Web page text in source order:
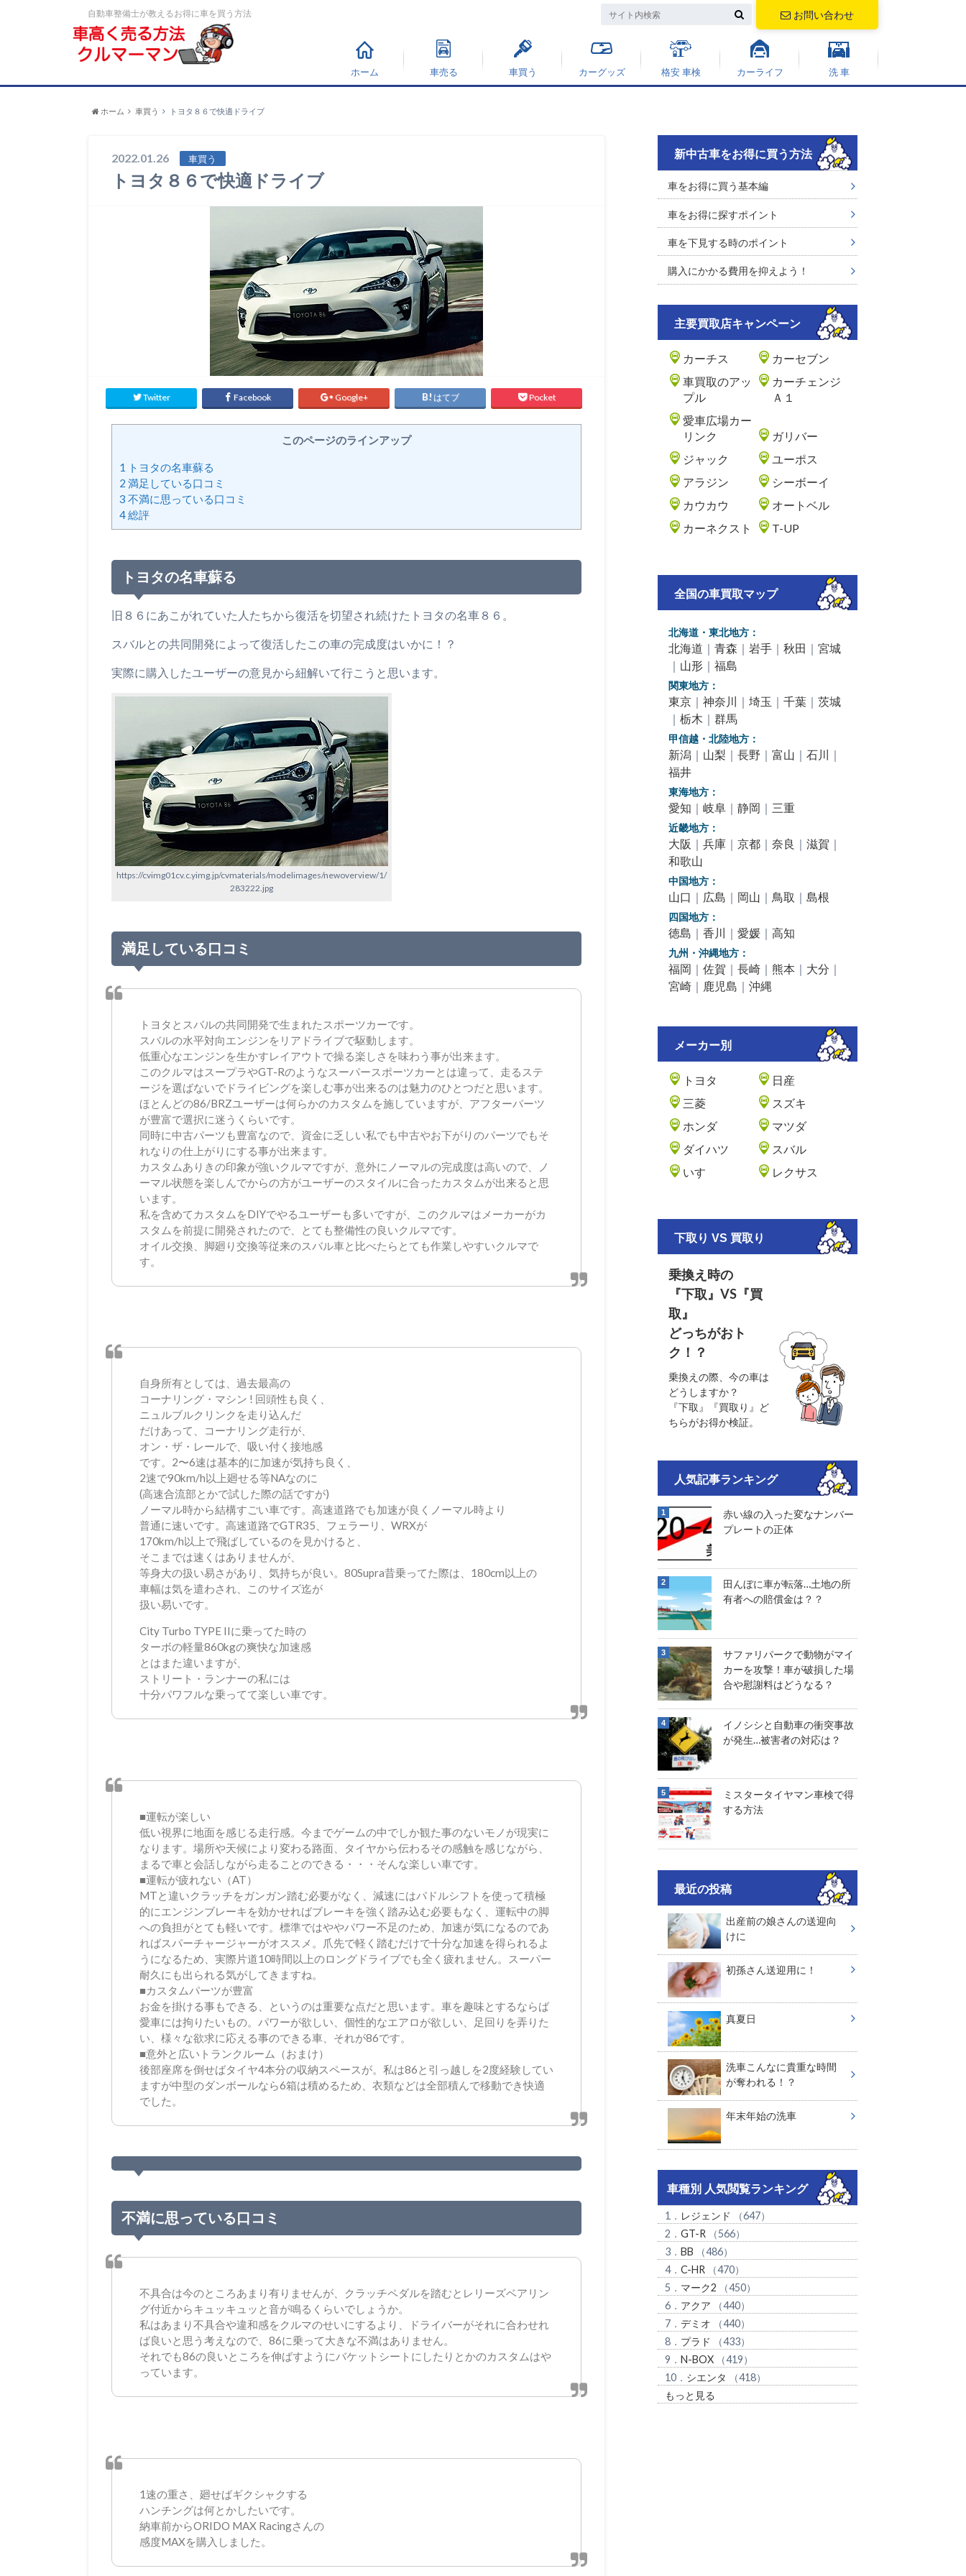
自動車整備士が教えるお得に車を買う方法 お問い合わせ
ホーム 車売る 車買う カーグッズ 格安 車検 カーライフ 洗 車
ホーム 車買う トヨタ８６で快適ドライブ
2022.01.26 車買う
トヨタ８６で快適ドライブ
Twitter Facebook Google+ はてブ Pocket
このページのラインアップ
1
トヨタの名車蘇る
2 満足している口コミ
3 不満に思っている口コミ
4総評
トヨタの名車蘇る
旧８６にあこがれていた人たちから復活を切望され続けたトヨタの名車８６。
スバルとの共同開発によって復活したこの車の完成度はいかに！？
実際に購入したユーザーの意見から紐解いて行こうと思います。
https://cvimg01cv.c.yimg.jp/cvmaterials/modelimages/newoverview/1/
283222.jpg
満足している口コミ
トヨタとスバルの共同開発で生まれたスポーツカーです。
スバルの水平対向エンジンをリアドライブで駆動します。
低重心なエンジンを生かすレイアウトで操る楽しさを味わう事が出来ます。
このクルマはスープラやGT-Rのようなスーパースポーツカーとは違って、走るステ
ージを選ばないでドライビングを楽しむ事が出来るのは魅力のひとつだと思います。
ほとんどの86/BRZユーザーは何らかのカスタムを施していますが、アフターパーツ
が豊富で選択に迷うくらいです。
同時に中古パーツも豊富なので、資金に乏しい私でも中古やお下がりのパーツでもそ
れなりの仕上がりにする事が出来ます。
カスタムありきの印象が強いクルマですが、意外にノーマルの完成度は高いので、ノ
ーマル状態を楽しんでからの方がユーザーのスタイルに合ったカスタムが出来ると思
います。
私を含めてカスタムをDIYでやるユーザーも多いですが、このクルマはメーカーがカ
スタムを前提に開発されたので、とても整備性の良いクルマです。
オイル交換、脚廻り交換等従来のスバル車と比べたらとても作業しやすいクルマで
す。
自身所有としては、過去最高の
コーナリング・マシン ! 回頭性も良く、
ニュルブルクリンクを走り込んだ
だけあって、コーナリング走行が、
オン・ザ・レールで、吸い付く接地感
です。2〜6速は基本的に加速が気持ち良く、
2速で90km/h以上廻せる等NAなのに
(高速合流部とかで試した際の話ですが)
ノーマル時から結構すごい車です。高速道路でも加速が良くノーマル時より
普通に速いです。高速道路でGTR35、フェラーリ、WRXが
170km/h以上で飛ばしているのを見かけると、
そこまでは速くはありませんが、
等身大の扱い易さがあり、気持ちが良い。80Supra昔乗ってた際は、180cm以上の
車幅は気を遣わされ、このサイズ迄が
扱い易いです。
City Turbo TYPE IIに乗ってた時の
ターボの軽量860kgの爽快な加速感
とはまた違いますが、
ストリート・ランナーの私には
十分パワフルな乗ってて楽しい車です。
■運転が楽しい
低い視界に地面を感じる走行感。今までゲームの中でしか観た事のないモノが現実に
なります。場所や天候により変わる路面、タイヤから伝わるその感触を感じながら、
まるで車と会話しながら走ることのできる・・・そんな楽しい車です。
■運転が疲れない（AT）
MTと違いクラッチをガンガン踏む必要がなく、減速にはパドルシフトを使って積極
的にエンジンブレーキを効かせればブレーキを強く踏み込む必要もなく、運転中の脚
への負担がとても軽いです。標準ではややパワー不足のため、加速が気になるのであ
ればスパーチャージャーがオススメ。爪先で軽く踏むだけで十分な加速を得られるよ
うになるため、実際片道10時間以上のロングドライブでも全く疲れません。スーパー
耐久にも出られる気がしてきますね。
■カスタムパーツが豊富
お金を掛ける事もできる、というのは重要な点だと思います。車を趣味とするならば
愛車には拘りたいもの。パワーが欲しい、個性的なエアロが欲しい、足回りを弄りた
い、様々な欲求に応える事のできる車、それが86です。
■意外と広いトランクルーム（おまけ）
後部座席を倒せばタイヤ4本分の収納スペースが。私は86と引っ越しを2度経験してい
ますが中型のダンボールなら6箱は積めるため、衣類などは全部積んで移動でき快適
でした。
不満に思っている口コミ
不具合は今のところあまり有りませんが、クラッチペダルを踏むとレリーズベアリン
グ付近からキュッキュッと音が鳴るくらいでしょうか。
私はあまり不具合や違和感をクルマのせいにするより、ドライバーがそれに合わせれ
ば良いと思う考えなので、86に乗って大きな不満はありません。
それでも86の良いところを伸ばすようにバケットシートにしたりとかのカスタムはや
っています。
1速の重さ、廻せばギクシャクする
ハンチングは何とかしたいです。
納車前からORIDO MAX Racingさんの
感度MAXを購入しました。
新中古車をお得に買う方法
車をお得に買う基本編
車をお得に探すポイント
車を下見する時のポイント
購入にかかる費用を抑えよう！
主要買取店キャンペーン
カーチス
カーセブン
車買取のアッ
プル
カーチェンジ
Ａ１
愛車広場カー
リンク
ガリバー
ジャック
ユーポス
アラジン
シーボーイ
カウカウ
オートベル
カーネクスト
T-UP
全国の車買取マップ
北海道・東北地方：
北海道 ｜ 青森 ｜ 岩手｜ 秋田 ｜ 宮城
｜ 山形｜ 福島
関東地方：
東京｜ 神奈川 ｜ 埼玉 ｜ 千葉｜ 茨城
｜ 栃木 ｜ 群馬
甲信越・北陸地方：
新潟 ｜ 山梨 ｜ 長野 ｜ 富山 ｜ 石川 ｜
福井
東海地方：
愛知 ｜ 岐阜｜ 静岡 ｜ 三重
近畿地方：
大阪 ｜ 兵庫｜ 京都｜ 奈良 ｜ 滋賀 ｜
和歌山
中国地方：
山口 ｜ 広島 ｜ 岡山 ｜ 鳥取 ｜ 島根
四国地方：
徳島 ｜ 香川 ｜ 愛媛｜ 高知
九州・沖縄地方：
福岡 ｜ 佐賀 ｜ 長崎｜ 熊本 ｜ 大分 ｜
宮崎｜ 鹿児島 ｜ 沖縄
メーカー別
トヨタ
日産
三菱
スズキ
ホンダ
マツダ
ダイハツ
スバル
いすゞ
レクサス
下取り VS 買取り
乗換え時の
『下取』VS『買
取』
どっちがおト
ク！？
乗換えの際、今の車は
どうしますか？
『下取』『買取り』ど
ちらがお得か検証。
人気記事ランキング
赤い線の入った変なナンバー
プレートの正体
田んぼに車が転落…土地の所
有者への賠償金は？？
サファリパークで動物がマイ
カーを攻撃！車が破損した場
合や慰謝料はどうなる？
イノシシと自動車の衝突事故
が発生…被害者の対応は？
ミスタータイヤマン車検で得
する方法
最近の投稿
出産前の娘さんの送迎向
けに
初孫さん送迎用に！
真夏日
洗車こんなに貴重な時間
が奪われる！？
年末年始の洗車
車種別 人気閲覧ランキング
1． レジェンド
（647）
2． GT-R （566）
3． BB （486）
4． C-HR （470）
5． マーク2 （450）
6． アクア （440）
7． デミオ （440）
8． プラド
（433）
9． N-BOX（419）
10． シエンタ
（418）
もっと見る